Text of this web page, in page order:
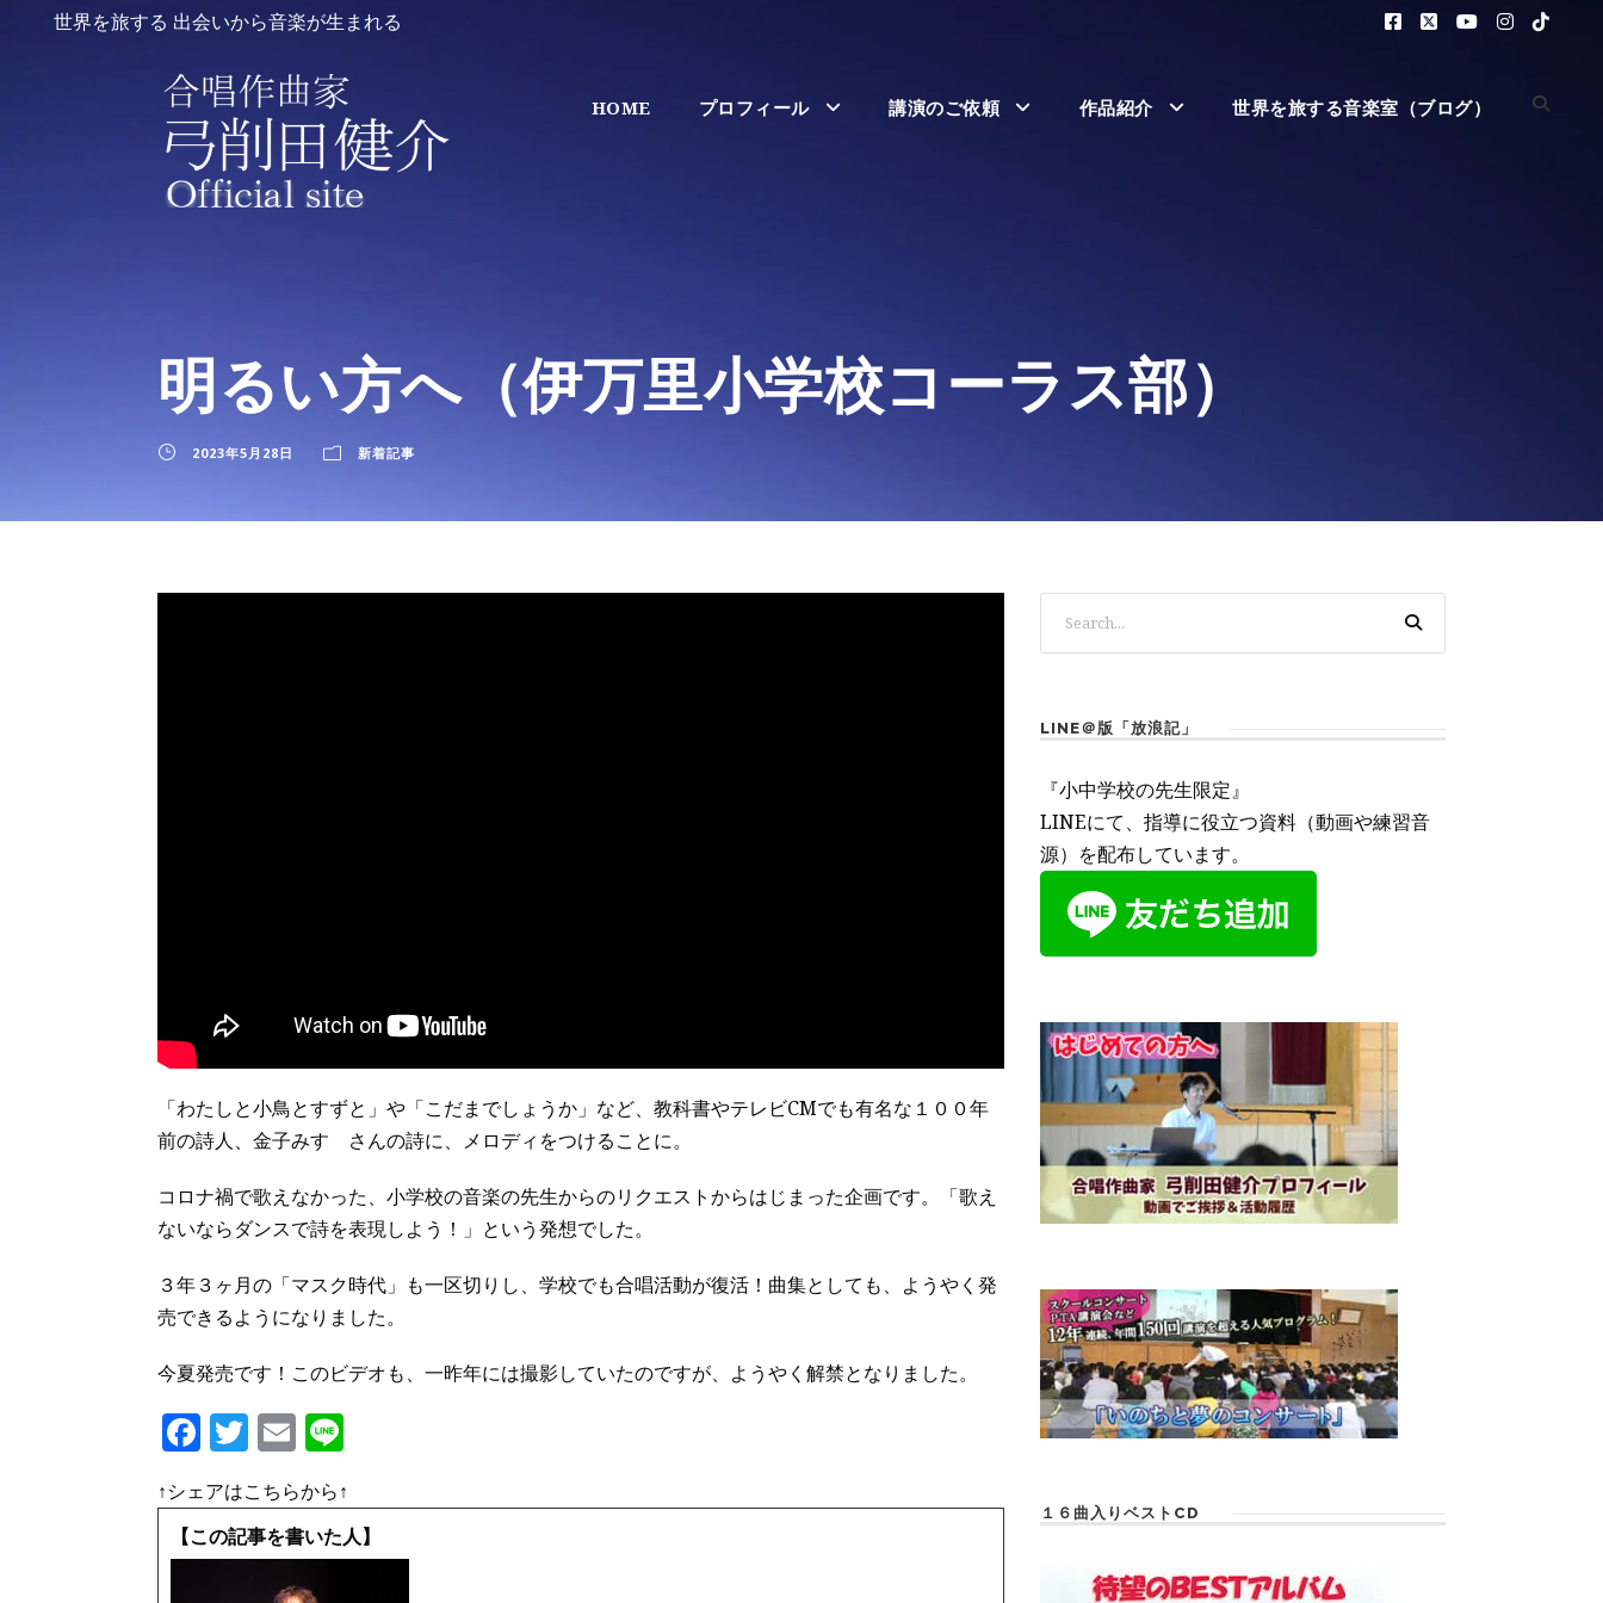
世界を旅する 出会いから音楽が生まれる
HOME プロフィール 講演のご依頼 作品紹介 世界を旅する音楽室（ブログ）
明るい方へ（伊万里小学校コーラス部）
2023年5月28日 新着記事
「わたしと小鳥とすずと」や「こだまでしょうか」など、教科書やテレビCMでも有名な１００年
前の詩人、金子みすゞさんの詩に、メロディをつけることに。
コロナ禍で歌えなかった、小学校の音楽の先生からのリクエストからはじまった企画です。「歌え
ないならダンスで詩を表現しよう！」という発想でした。
３年３ヶ月の「マスク時代」も一区切りし、学校でも合唱活動が復活！曲集としても、ようやく発
売できるようになりました。
今夏発売です！このビデオも、一昨年には撮影していたのですが、ようやく解禁となりました。
F
c
e
T
w
it
te
E
m
ai
l
e
↑シェアはこちらから↑
【この記事を書いた人】
LINE＠版「放浪記」
『小中学校の先生限定』
LINEにて、指導に役立つ資料（動画や練習音
源）を配布しています。
１６曲入りベストCD